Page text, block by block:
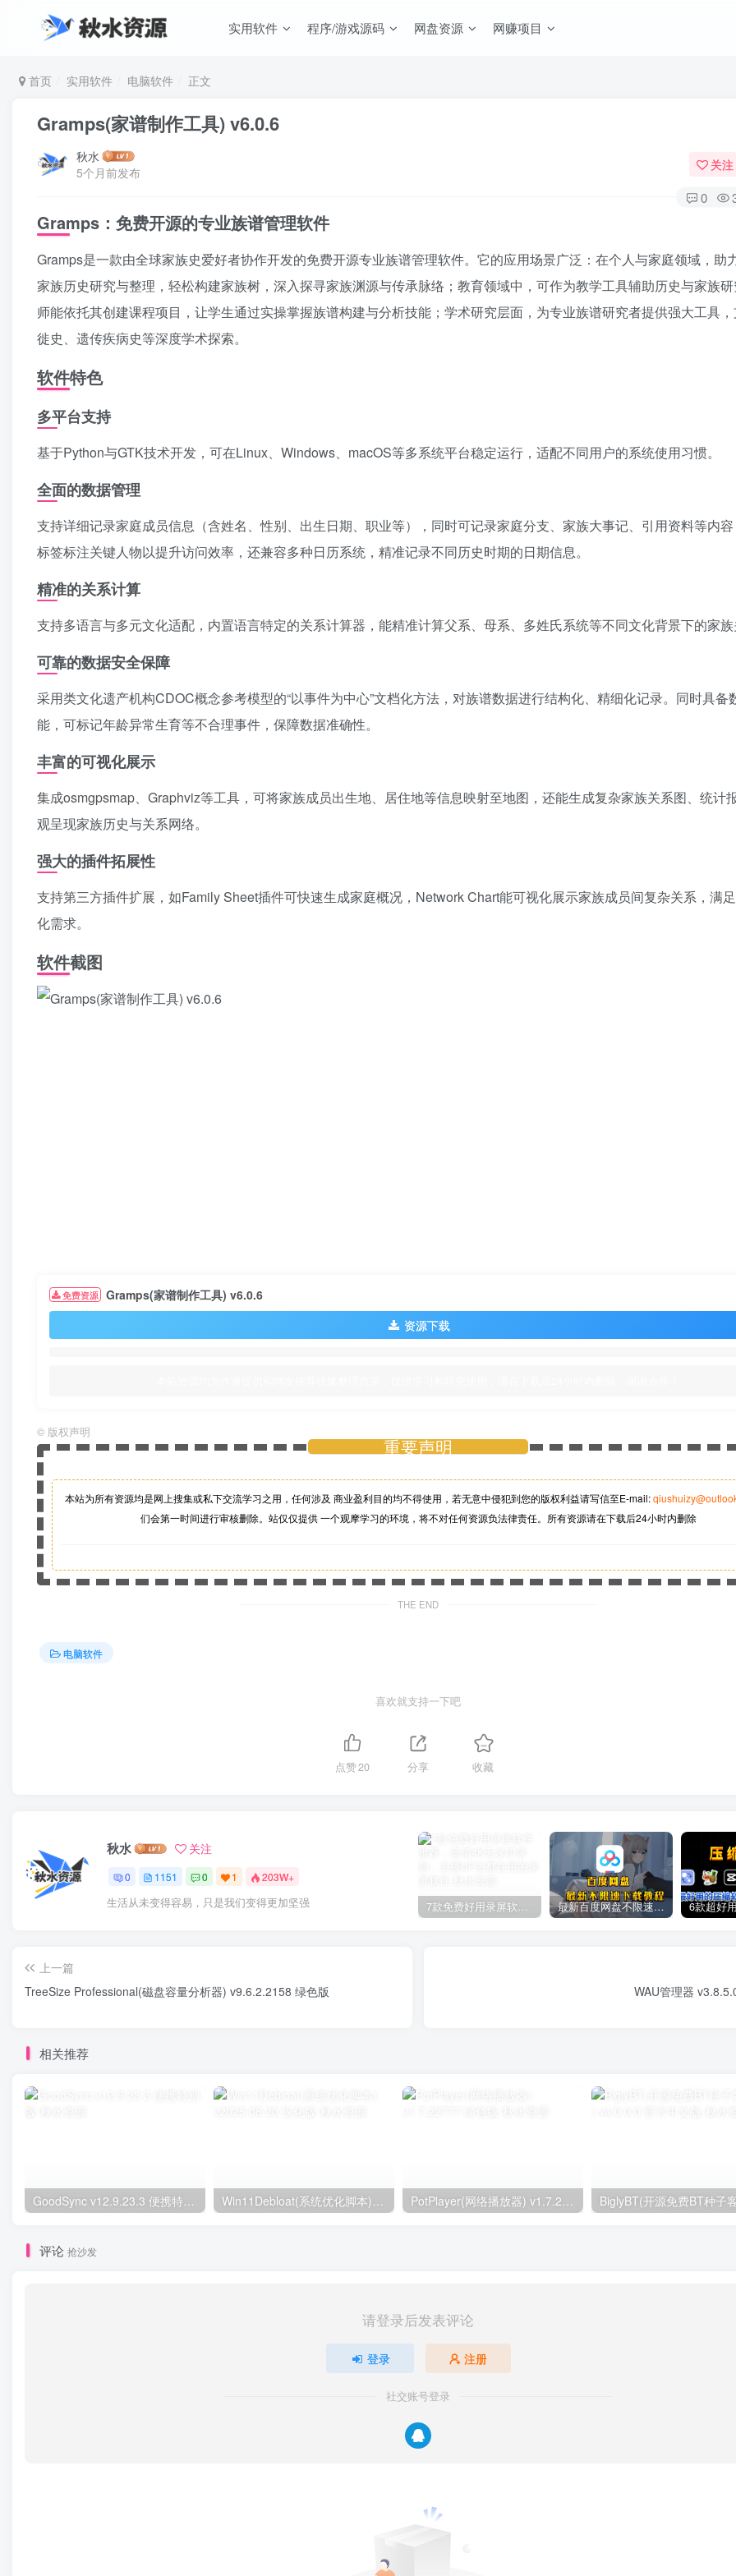
实用软件 程序/游戏源码 网盘资源 网赚项目
首页 实用软件 电脑软件 正文
Gramps(家谱制作工具) v6.0.6
秋水
5个月前发布
关注
0
Gramps：免费开源的专业族谱管理软件
Gramps是一款由全球家族史爱好者协作开发的免费开源专业族谱管理软件。它的应用场景广泛：在个人与家庭领域，助
家族历史研究与整理，轻松构建家族树，深入探寻家族渊源与传承脉络；教育领域中，可作为教学工具辅助历史与家族
师能依托其创建课程项目，让学生通过实操掌握族谱构建与分析技能；学术研究层面，为专业族谱研究者提供强大工具
徙史、遗传疾病史等深度学术探索。
软件特色
多平台支持
基于Python与GTK技术开发，可在Linux、Windows、macOS等多系统平台稳定运行，适配不同用户的系统使用习惯。
全面的数据管理
支持详细记录家庭成员信息（含姓名、性别、出生日期、职业等），同时可记录家庭分支、家族大事记、引用资料等内
标签标注关键人物以提升访问效率，还兼容多种日历系统，精准记录不同历史时期的日期信息。
精准的关系计算
支持多语言与多元文化适配，内置语言特定的关系计算器，能精准计算父系、母系、多姓氏系统等不同文化背景下的家族
可靠的数据安全保障
采用类文化遗产机构CDOC概念参考模型的“以事件为中心”文档化方法，对族谱数据进行结构化、精细化记录。同时具备
能，可标记年龄异常生育等不合理事件，保障数据准确性。
丰富的可视化展示
集成osmgpsmap、Graphviz等工具，可将家族成员出生地、居住地等信息映射至地图，还能生成复杂家族关系图、统计
观呈现家族历史与关系网络。
强大的插件拓展性
支持第三方插件扩展，如Family Sheet插件可快速生成家庭概况，Network Chart能可视化展示家族成员间复杂关系，满
化需求。
软件截图
免费资源 Gramps(家谱制作工具) v6.0.6
资源下载
© 版权声明
重要声明
本站为所有资源均是网上搜集或私下交流学习之用，任何涉及 商业盈利目的均不得使用，若无意中侵犯到您的版权利益请写信至E-mail:
们会第一时间进行审核删除。站仅仅提供 一个观摩学习的环境，将不对任何资源负法律责任。所有资源请在下载后24小时内删除
THE END
电脑软件
喜欢就支持一下吧
点赞20 分享 收藏
秋水 关注
0 1151 0 1 203W+
生活从未变得容易，只是我们变得更加坚强 7款免费好用录屏软件推荐，高清4K无水印录制，主播UP主都在用的录屏软件 最新百度网盘不限速下载教程
上一篇
TreeSize Professional(磁盘容量分析器) v9.6.2.2158 绿色版
WAU管理器
相关推荐
GoodSync v12.9.23.3 便携特别版 Win11Debloat(系统优化脚本) v2025.08.20 汉化版 PotPlayer(网络播放器) v1.7.22777 绿色版
评论 抢沙发
请登录后发表评论
登录 注册
社交账号登录